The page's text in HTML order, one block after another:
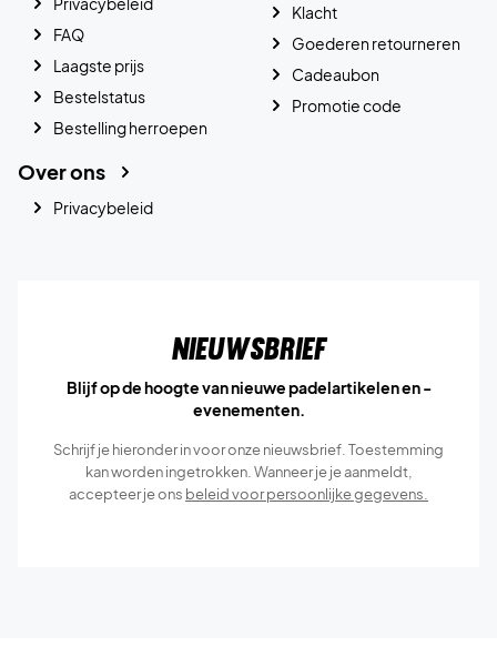
FAQ
Laagste prijs
Bestelstatus
Bestelling herroepen
Klacht
Goederen retourneren
Cadeaubon
Promotie code
Over ons
Privacybeleid
Nieuwsbrief
Blijf op de hoogte van nieuwe padelartikelen en -
evenementen.
Schrijf je hieronder in voor onze nieuwsbrief. Toestemming
kan worden ingetrokken. Wanneer je je aanmeldt,
accepteer je ons beleid voor persoonlijke gegevens.